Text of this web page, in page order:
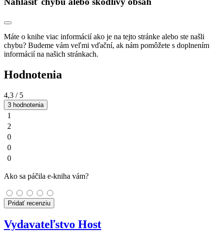
Máte o knihe viac informácií ako je na tejto stránke alebo ste našli
chybu? Budeme vám veľmi vďační, ak nám pomôžete s doplnením
informácií na našich stránkach.
Hodnotenia
4,3 / 5
3 hodnotenia
1
2
0
0
0
Ako sa páčila e-kniha vám?
Pridať recenziu
Vydavateľstvo Host